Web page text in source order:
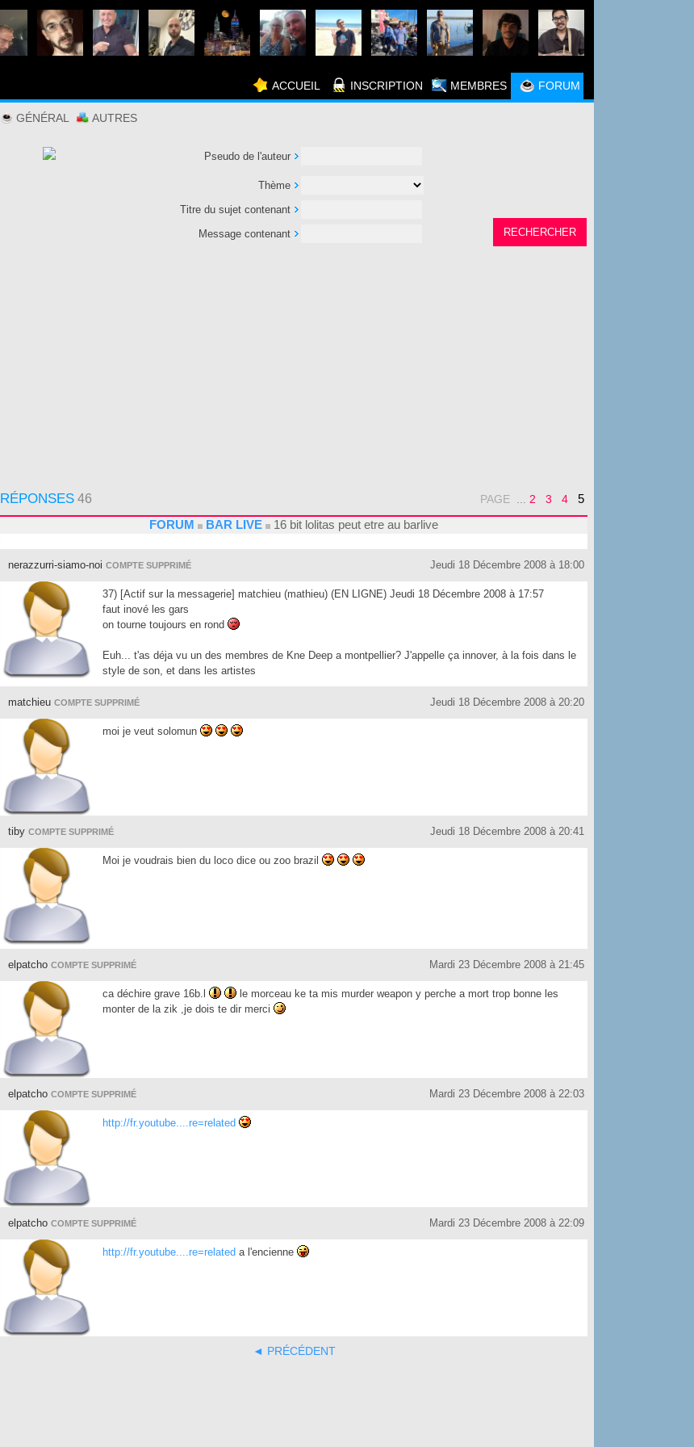
ACCUEIL INSCRIPTION MEMBRES FORUM
GÉNÉRAL AUTRES
Pseudo de l'auteur
Thème
Titre du sujet contenant
Message contenant
RÉPONSES 46 PAGE 2 3 4
5
FORUM
BAR LIVE 16 bit lolitas peut etre au barlive
nerazzurri-siamo-noi COMPTE SUPPRIMÉ Jeudi 18 Décembre 2008 à 18:00
37) [Actif sur la messagerie] matchieu (mathieu) (EN LIGNE) Jeudi 18 Décembre 2008 à 17:57
faut inové les gars
on tourne toujours en rond
Euh... t'as déja vu un des membres de Kne Deep a montpellier? J'appelle ça innover, à la fois dans le
style de son, et dans les artistes
matchieu COMPTE SUPPRIMÉ Jeudi 18 Décembre 2008 à 20:20
moi je veut solomun
tiby COMPTE SUPPRIMÉ Jeudi 18 Décembre 2008 à 20:41
Moi je voudrais bien du loco dice ou zoo brazil
elpatcho COMPTE SUPPRIMÉ Mardi 23 Décembre 2008 à 21:45
ca déchire grave 16b.l
le morceau ke ta mis murder weapon y perche a mort trop bonne les
monter de la zik ,je dois te dir merci
elpatcho COMPTE SUPPRIMÉ Mardi 23 Décembre 2008 à 22:03
http://fr.youtube....re=related
elpatcho COMPTE SUPPRIMÉ Mardi 23 Décembre 2008 à 22:09
http://fr.youtube....re=related a l'encienne
◄ PRÉCÉDENT